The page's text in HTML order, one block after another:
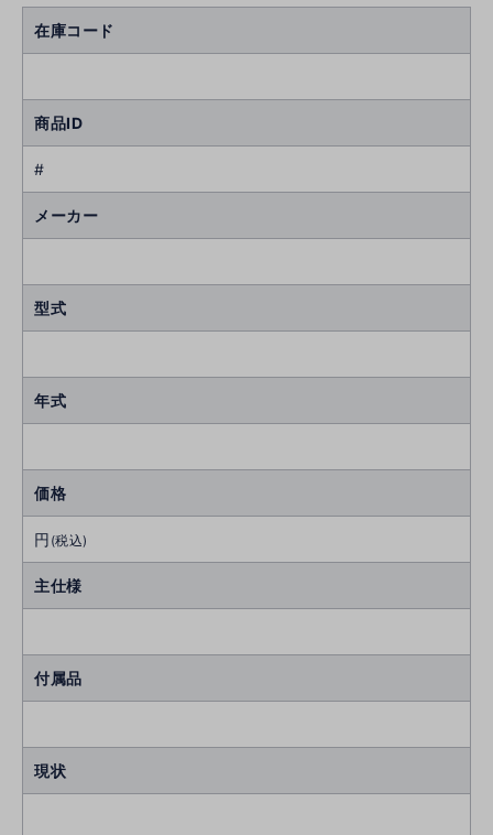
k
在庫コード
商品ID
#
メーカー
型式
年式
価格
円 (税込)
主仕様
付属品
現状